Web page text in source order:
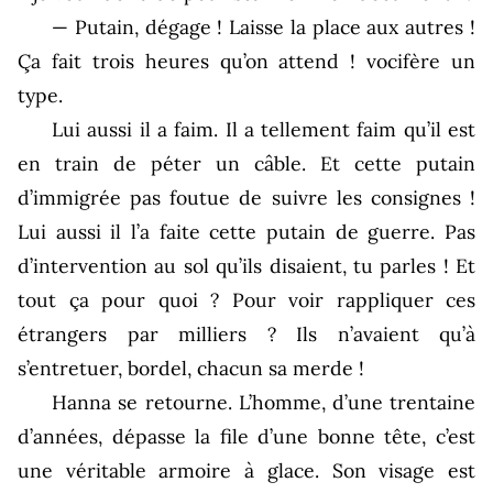
— Putain, dégage ! Laisse la place aux autres !
Ça fait trois heures qu’on attend ! vocifère un
type.
Lui aussi il a faim. Il a tellement faim qu’il est
en train de péter un câble. Et cette putain
d’immigrée pas foutue de suivre les consignes !
Lui aussi il l’a faite cette putain de guerre. Pas
d’intervention au sol qu’ils disaient, tu parles ! Et
tout ça pour quoi ? Pour voir rappliquer ces
étrangers par milliers ? Ils n’avaient qu’à
s’entretuer, bordel, chacun sa merde !
Hanna se retourne. L’homme, d’une trentaine
d’années, dépasse la file d’une bonne tête, c’est
une véritable armoire à glace. Son visage est